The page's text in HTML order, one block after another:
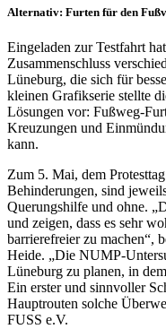
Alternativ: Furten für den
Eingeladen zur Testfahrt
Zusammenschluss
Lüneburg, die sich für
kleinen Grafikserie stellte
Lösungen vor: Fußweg-
Kreuzungen und
kann.
Zum 5. Mai, dem
Behinderungen, sind
Querungshilfe und ohne.
und zeigen, dass es sehr
barrierefreier zu machen“,
Heide. „Die NUMP-
Lüneburg zu planen, in
Ein erster und sinnvoller
Hauptrouten solche
FUSS e.V.